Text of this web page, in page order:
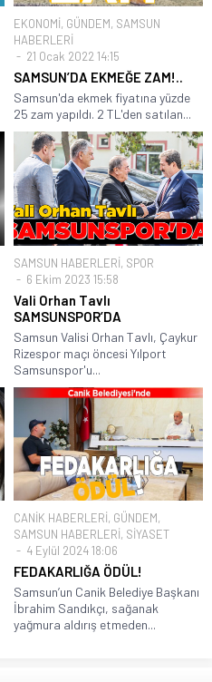
EKONOMİ, GÜNDEM, SAMSUN
HABERLERİ
21 Ocak 2022 14:15
SAMSUN’DA EKMEĞE ZAM!..
Samsun'da ekmek fiyatına yüzde
25 zam yapıldı. 2 TL'den satılan...
SAMSUN HABERLERİ, SPOR
6 Ekim 2023 15:58
Vali Orhan Tavlı
SAMSUNSPOR’DA
Samsun Valisi Orhan Tavlı, Çaykur
Rizespor maçı öncesi Yılport
Samsunspor'u...
CANİK HABERLERİ, GÜNDEM,
SAMSUN HABERLERİ, SİYASET
4 Eylül 2024 18:06
FEDAKARLIĞA ÖDÜL!
Samsun’un Canik Belediye Başkanı
İbrahim Sandıkçı, sağanak
yağmura aldırış etmeden...